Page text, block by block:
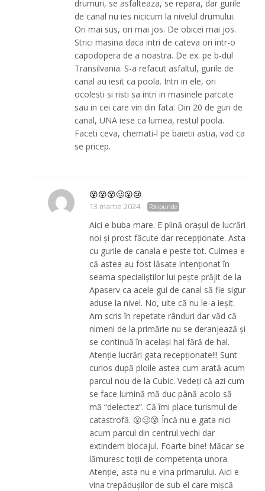
drumuri, se asfalteaza, se repara, dar gurile
de canal nu ies nicicum la nivelul drumului.
Ori mai sus, ori mai jos. De obicei mai jos.
Strici masina daca intri de cateva ori intr-o
capodopera de a noastra. De ex. pe b-dul
Transilvania. S-a refacut asfaltul, gurile de
canal au iesit ca poola. Intri in ele, ori
ocolesti si risti sa intri in masinele parcate
sau in cei care vin din fata. Din 20 de guri de
canal, UNA iese ca lumea, restul poola.
Faceti ceva, chemati-l pe baietii astia, vad ca
se pricep.
😵😵😵🥴😮😢
13 martie 2024 Răspunde
Aici e buba mare. E plină orașul de lucrări
noi și prost făcute dar recepționate. Asta
cu gurile de canala e peste tot. Culmea e
că astea au fost lăsate intenționat în
seama specialiștilor lui pește prăjit de la
Apaserv ca acele gui de canal să fie sigur
aduse la nivel. No, uite că nu le-a ieșit.
Am scris în repetate rânduri dar văd că
nimeni de la primărie nu se deranjează și
se continuă în același hal fără de hal.
Atenție lucrări gata recepționate!!! Sunt
curios după ploile astea cum arată acum
parcul nou de la Cubic. Vedeți că azi cum
se face lumină mă duc până acolo să
mă “delectez”. Că îmi place turismul de
catastrofă. 😮🥴😵 Încă nu e gata nici
acum parcul din centrul vechi dar
extindem blocajul. Foarte bine! Măcar se
lămuresc toții de competența unora.
Atenție, asta nu e vina primarului. Aici e
vina trepădușilor de sub el care mișcă